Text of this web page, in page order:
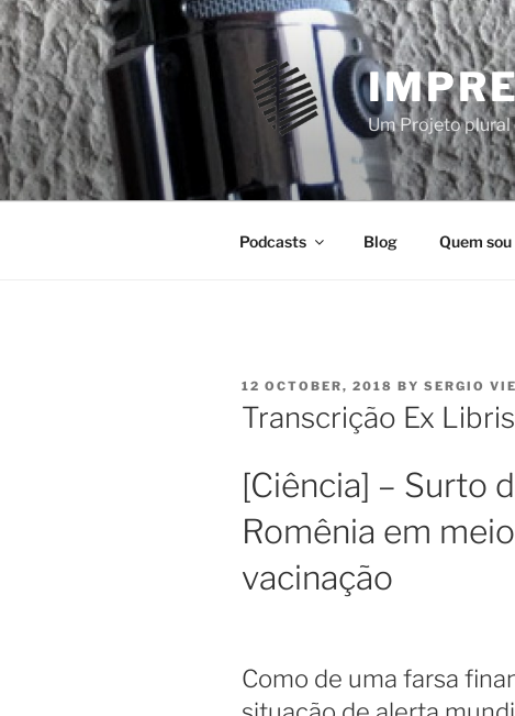
Skip
to
content
Um Projeto
Podcasts Blog Quem sou
POSTED
ON
12 OCTOBER, 2018 BY SERGIO
Transcrição Ex
[Ciência] – Surto
Romênia em
vacinação
Como de uma farsa